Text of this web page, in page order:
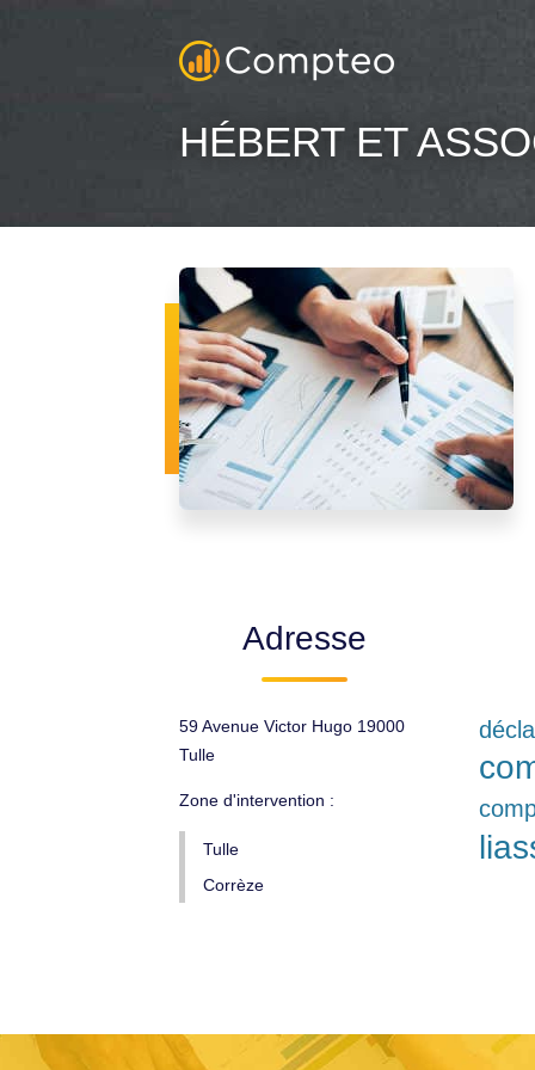
HÉBERT ET
Adresse
59 Avenue Victor Hugo 19000
Tulle
Zone d'intervention :
Tulle
Corrèze